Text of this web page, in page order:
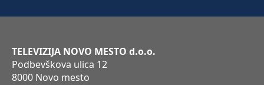
TELEVIZIJA NOVO MESTO d.o.o.
Podbevškova ulica 12
8000 Novo mesto